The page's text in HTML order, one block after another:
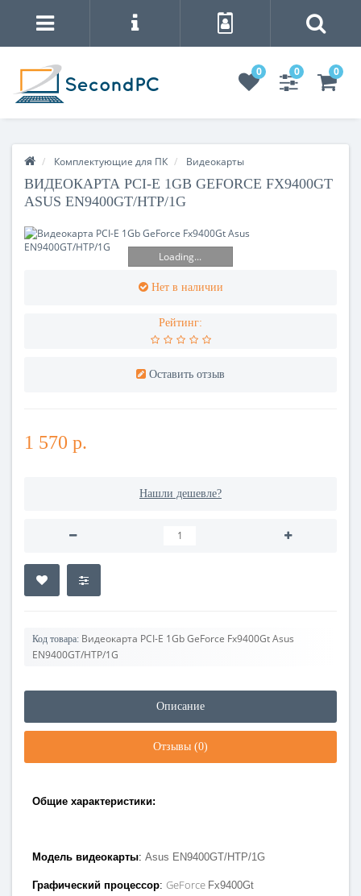
0 0 0
Комплектующие для ПК Видеокарты
ВИДЕОКАРТА PCI-E 1GB GEFORCE FX9400GT
ASUS EN9400GT/HTP/1G
Loading...
Нет в наличии
Рейтинг:
Оставить отзыв
1 570 р.
Нашли дешевле?
Код товара: Видеокарта PCI-E 1Gb GeForce Fx9400Gt Asus
EN9400GT/HTP/1G
Описание
Отзывы (0)
Общие характеристики:
Модель видеокарты: Asus EN9400GT/HTP/1G
Графический процессор: GeForce Fx9400Gt